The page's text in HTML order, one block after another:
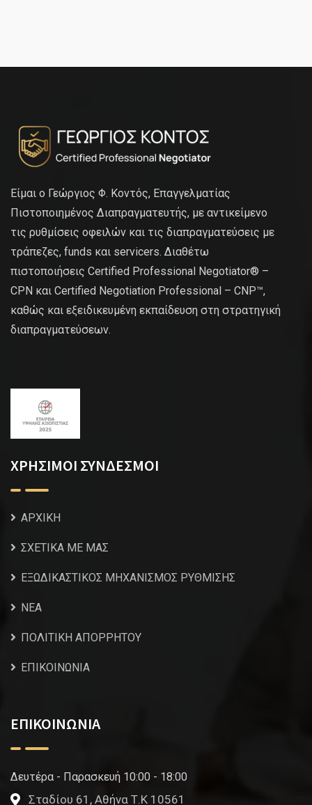
Είμαι ο Γεώργιος Φ. Κοντός, Επαγγελματίας
Πιστοποιημένος Διαπραγματευτής, με αντικείμενο
τις ρυθμίσεις οφειλών και τις διαπραγματεύσεις με
τράπεζες, funds και servicers. Διαθέτω
πιστοποιήσεις Certified Professional Negotiator® –
CPN και Certified Negotiation Professional – CNP™,
καθώς και εξειδικευμένη εκπαίδευση στη στρατηγική
διαπραγματεύσεων.
ΧΡΗΣΙΜΟΙ ΣΥΝΔΕΣΜΟΙ
ΑΡΧΙΚΗ
ΣΧΕΤΙΚΑ ΜΕ ΜΑΣ
ΕΞΩΔΙΚΑΣΤΙΚΟΣ ΜΗΧΑΝΙΣΜΟΣ ΡΥΘΜΙΣΗΣ
NEA
ΠΟΛΙΤΙΚΗ ΑΠΟΡΡΗΤΟΥ
ΕΠΙΚΟΙΝΩΝΙΑ
ΕΠΙΚΟΙΝΩΝΙΑ
Δευτέρα - Παρασκευή 10:00 - 18:00
Σταδίου 61, Αθήνα Τ.Κ 10561